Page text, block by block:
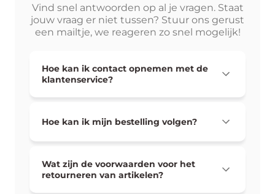
Vind snel antwoorden op al je vragen. Staat
jouw vraag er niet tussen? Stuur ons gerust
een mailtje, we reageren zo snel mogelijk!
Hoe kan ik contact opnemen met de
klantenservice?
Hoe kan ik mijn bestelling volgen?
Wat zijn de voorwaarden voor het
retourneren van artikelen?